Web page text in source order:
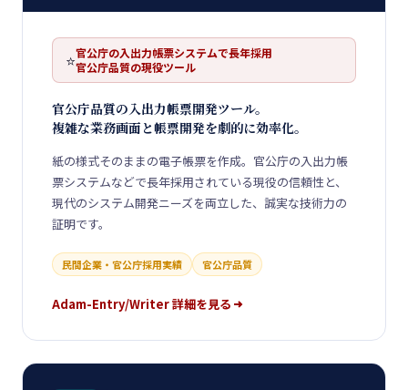
⭐官公庁の入出力帳票システムで長年採用
官公庁品質の現役ツール
官公庁品質の入出力帳票開発ツール。
複雑な業務画面と帳票開発を劇的に効率化。
紙の様式そのままの電子帳票を作成。官公庁の入出力帳
票システムなどで長年採用されている現役の信頼性と、
現代のシステム開発ニーズを両立した、誠実な技術力の
証明です。
民間企業・官公庁採用実績 官公庁品質
Adam-Entry/Writer 詳細を見る